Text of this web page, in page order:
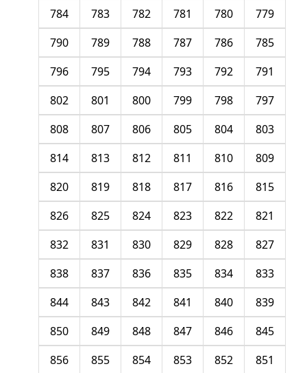
779
780
781
782
783
784
785
786
787
788
789
790
791
792
793
794
795
796
797
798
799
800
801
802
803
804
805
806
807
808
809
810
811
812
813
814
815
816
817
818
819
820
821
822
823
824
825
826
827
828
829
830
831
832
833
834
835
836
837
838
839
840
841
842
843
844
845
846
847
848
849
850
851
852
853
854
855
856